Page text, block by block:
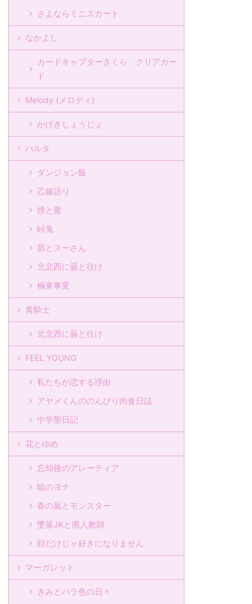
さよならミニスカート
なかよし
カードキャプターさくら クリアカー
ド
Melody (メロディ)
かげきしょうじょ
ハルタ
ダンジョン飯
乙嫁語り
煙と蜜
峠鬼
昴とスーさん
北北西に曇と往け
極東事変
青騎士
北北西に曇と往け
FEEL YOUNG
私たちが恋する理由
アヤメくんののんびり肉食日誌
中学聖日記
花とゆめ
忘却後のアレーティア
暁のヨナ
春の嵐とモンスター
墜落JKと廃人教師
顔だけじゃ好きになりません
マーガレット
きみとバラ色の日々